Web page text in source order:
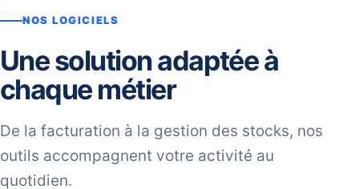
NOS LOGICIELS
Une solution adaptée à
chaque métier
De la facturation à la gestion des stocks, nos
outils accompagnent votre activité au
quotidien.